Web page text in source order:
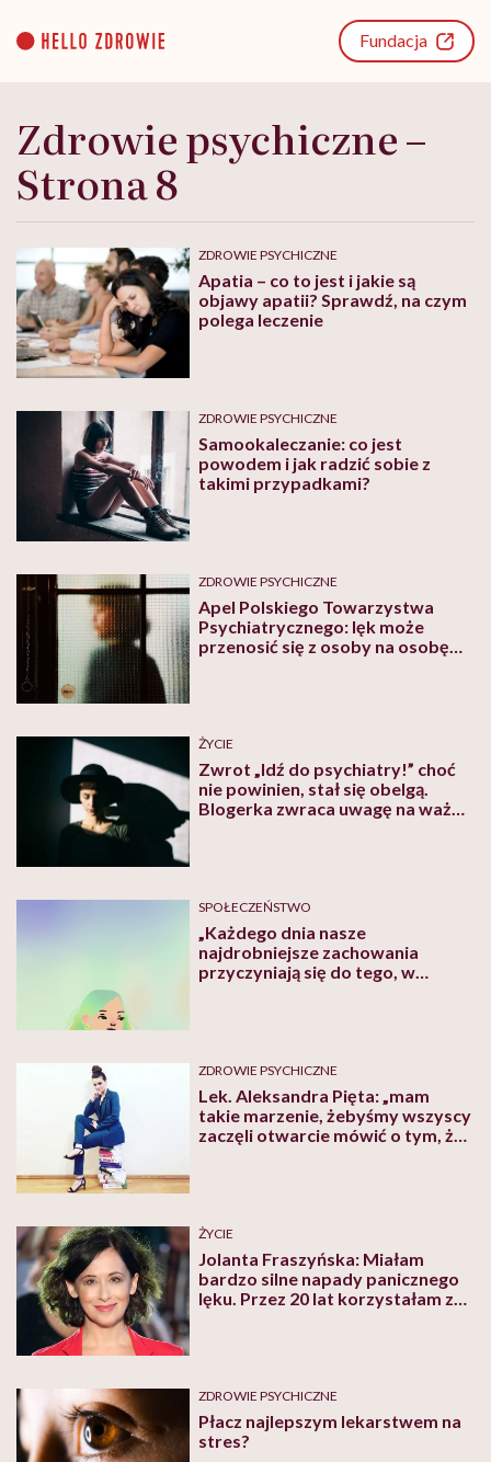
content
Fundacja
Zdrowie psychiczne –
Strona 8
ZDROWIE PSYCHICZNE
Apatia – co to jest i jakie są
objawy apatii? Sprawdź, na czym
polega leczenie
ZDROWIE PSYCHICZNE
Samookaleczanie: co jest
powodem i jak radzić sobie z
takimi przypadkami?
ZDROWIE PSYCHICZNE
Apel Polskiego Towarzystwa
Psychiatrycznego: lęk może
przenosić się z osoby na osobę
ŻYCIE
Zwrot „Idź do psychiatry!” choć
nie powinien, stał się obelgą.
Blogerka zwraca uwagę na ważny
SPOŁECZEŃSTWO
„Każdego dnia nasze
najdrobniejsze zachowania
przyczyniają się do tego, w
zdrowia
ZDROWIE PSYCHICZNE
Lek. Aleksandra Pięta: „mam
takie marzenie, żebyśmy wszyscy
zaczęli otwarcie mówić o tym, że
ŻYCIE
Jolanta Fraszyńska: Miałam
bardzo silne napady panicznego
lęku. Przez 20 lat korzystałam z
ZDROWIE PSYCHICZNE
Płacz najlepszym lekarstwem na
stres?